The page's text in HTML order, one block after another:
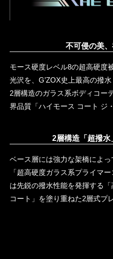
不可侵の美
モース硬度レベル8の超高硬度
光沢を、G’ZOX史上最高の撥
2層構造のガラス系ボディコー
界品質「ハイモース コート ジ
2層構造「超撥
ベース層には強力な架橋によ
「超高硬度ガラス系プライマ
は先鋭の撥水性能を発揮する
コート」を塗り重ねた2層式プ